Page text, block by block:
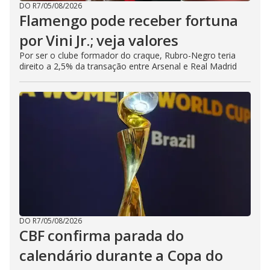
DO R7/05/08/2026
Flamengo pode receber fortuna
por Vini Jr.; veja valores
Por ser o clube formador do craque, Rubro-Negro teria
direito a 2,5% da transação entre Arsenal e Real Madrid
DO R7/05/08/2026
CBF confirma parada do
calendário durante a Copa do